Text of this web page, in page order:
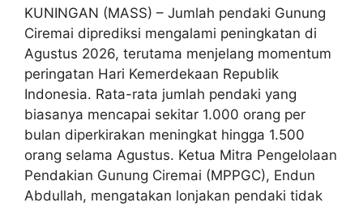
KUNINGAN (MASS) – Jumlah pendaki Gunung
Ciremai diprediksi mengalami peningkatan di
Agustus 2026, terutama menjelang momentum
peringatan Hari Kemerdekaan Republik
Indonesia. Rata-rata jumlah pendaki yang
biasanya mencapai sekitar 1.000 orang per
bulan diperkirakan meningkat hingga 1.500
orang selama Agustus. Ketua Mitra Pengelolaan
Pendakian Gunung Ciremai (MPPGC), Endun
Abdullah, mengatakan lonjakan pendaki tidak